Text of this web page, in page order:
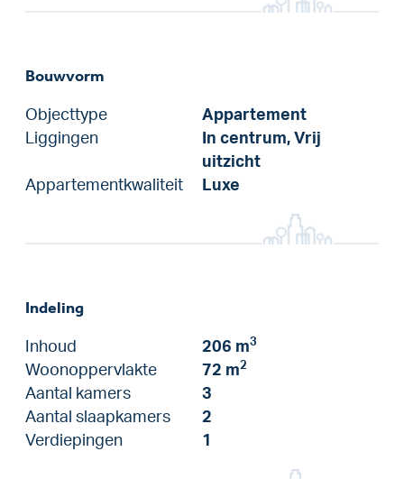
Bouwvorm
Objecttype
Appartement
Liggingen
In centrum, Vrij
uitzicht
Appartementkwaliteit
Luxe
Indeling
Inhoud 206 m3
Woonoppervlakte 72 m2
Aantal kamers
3
Aantal slaapkamers
2
Verdiepingen
1